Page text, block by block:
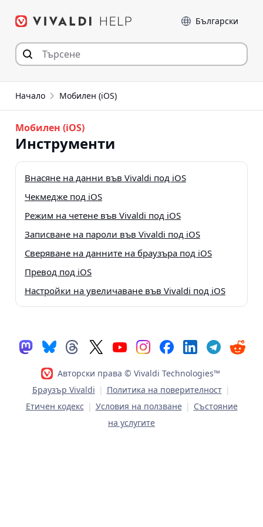
към съдържанието
Език
Начало Мобилен (iOS)
Мобилен (iOS)
Инструменти
Внасяне на данни във Vivaldi под iOS
Чекмедже под iOS
Режим на четене във Vivaldi под iOS
Записване на пароли във Vivaldi под iOS
Сверяване на данните на браузъра под iOS
Превод под iOS
Настройки на увеличаване във Vivaldi под iOS
Авторски права © Vivaldi Technologies™
Браузър Vivaldi | Политика на поверителност |
Етичен кодекс | Условия на ползване | Състояние
на услугите